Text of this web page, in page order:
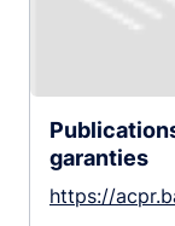
garanties
https://